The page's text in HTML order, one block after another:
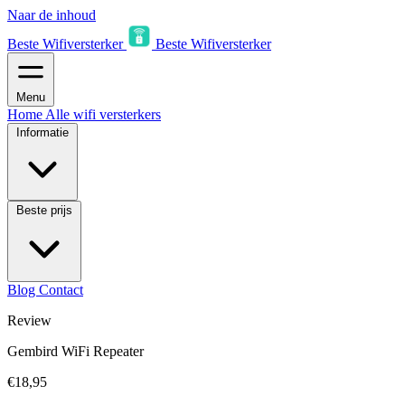
Naar de inhoud
Beste Wifiversterker
Beste Wifiversterker
Menu
Home Alle wifi versterkers
Informatie
Beste prijs
Blog Contact
Review
Gembird WiFi Repeater
€18,95